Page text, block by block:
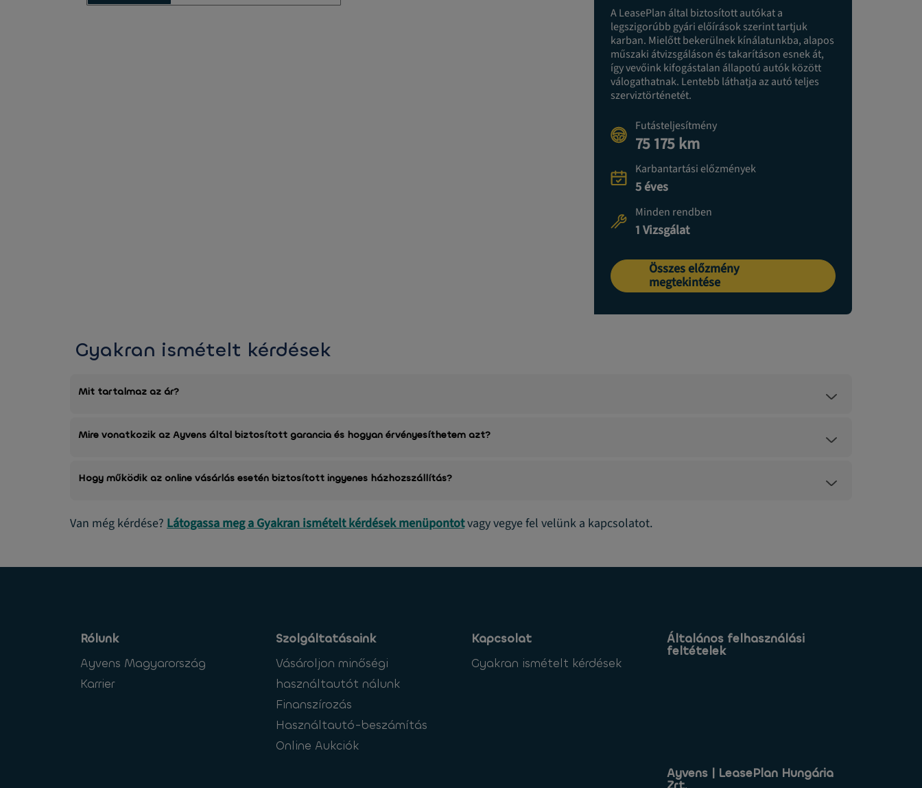
A LeasePlan által biztosított autókat a
legszigorúbb gyári előírások szerint tartjuk
karban. Mielőtt bekerülnek kínálatunkba, alapos
műszaki átvizsgáláson és takarításon esnek át,
így vevőink kifogástalan állapotú autók között
válogathatnak. Lentebb láthatja az autó teljes
szerviztörténetét.
Futásteljesítmény
75 175 km
Karbantartási előzmények
5 éves
Minden rendben
1 Vizsgálat
Összes előzmény
megtekintése
Gyakran ismételt kérdések
Mit tartalmaz az ár?
Mire vonatkozik az Ayvens által biztosított garancia és hogyan érvényesíthetem azt?
Hogy működik az online vásárlás esetén biztosított ingyenes házhozszállítás?
Van még kérdése? Látogassa meg a Gyakran ismételt kérdések menüpontotvagy vegye fel velünk a kapcsolatot.
Rólunk
Ayvens Magyarország
Karrier
Szolgáltatásaink
Vásároljon minőségi
használtautót nálunk
Finanszírozás
Használtautó-beszámítás
Online Aukciók
Kapcsolat
Gyakran ismételt kérdések
Általános felhasználási
feltételek
Ayvens | LeasePlan Hungária